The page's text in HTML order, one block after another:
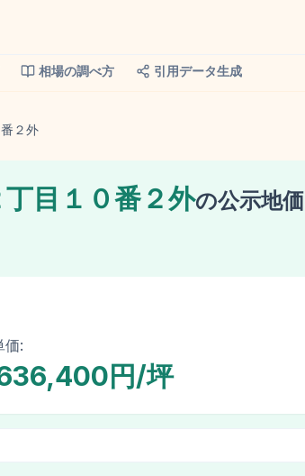
相場の調べ方 引用データ生成
２外
目１０番２外の公示地価
価:
円/坪